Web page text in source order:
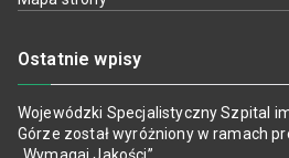
Ostatnie wpisy
Wojewódzki Specjalistyczny Szpital
Górze został wyróżniony w ramach